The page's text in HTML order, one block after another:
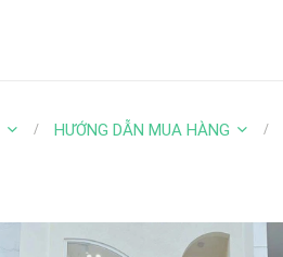
HƯỚNG DẪN MUA HÀNG